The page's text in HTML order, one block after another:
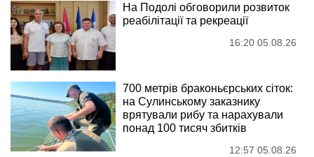
На Подолі обговорили розвиток
реабілітації та рекреації
16:20 05.08.26
700 метрів браконьєрських сіток:
на Сулинському заказнику
врятували рибу та нарахували
понад 100 тисяч збитків
12:57 05.08.26